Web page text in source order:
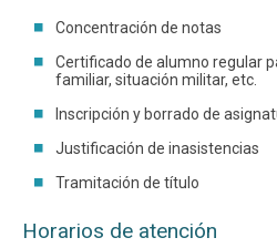
Concentración de notas
Certificado de alumno regular
familiar, situación militar, etc.
Inscripción y borrado de
Justificación de inasistencias
Tramitación de título
Horarios de atención